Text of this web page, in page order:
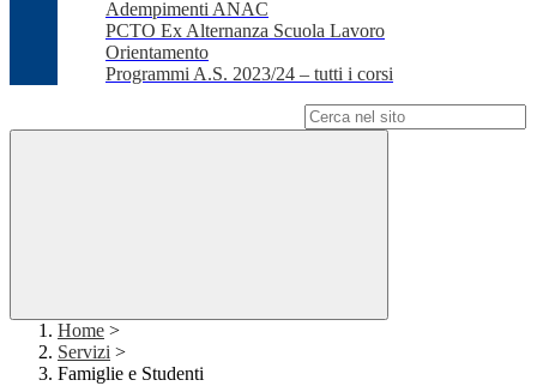
Adempimenti ANAC
PCTO Ex Alternanza Scuola Lavoro
Orientamento
Programmi A.S. 2023/24 – tutti i corsi
Home >
Servizi >
Famiglie e Studenti